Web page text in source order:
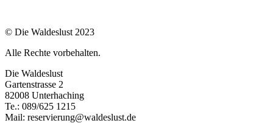
© Die Waldeslust 2023
Alle Rechte vorbehalten.
Die Waldeslust
Gartenstrasse 2
82008 Unterhaching
Te.: 089/625 1215
Mail: reservierung@waldeslust.de